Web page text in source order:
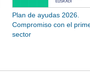
Plan de ayudas 2026.
Compromiso con el
sector